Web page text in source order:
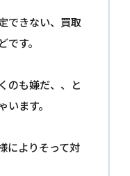
できない、買取
す。
のも嫌だ、、と
ます。
によりそって対